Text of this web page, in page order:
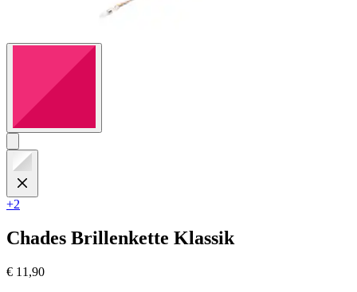
+2
Chades Brillenkette Klassik
€ 11,90